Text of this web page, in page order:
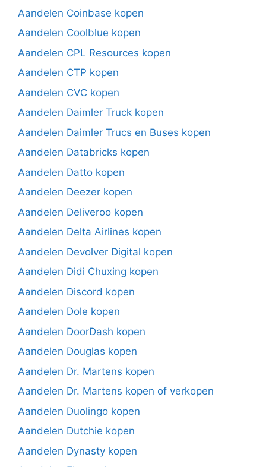
Aandelen Coinbase kopen
Aandelen Coolblue kopen
Aandelen CPL Resources kopen
Aandelen CTP kopen
Aandelen CVC kopen
Aandelen Daimler Truck kopen
Aandelen Daimler Trucs en Buses kopen
Aandelen Databricks kopen
Aandelen Datto kopen
Aandelen Deezer kopen
Aandelen Deliveroo kopen
Aandelen Delta Airlines kopen
Aandelen Devolver Digital kopen
Aandelen Didi Chuxing kopen
Aandelen Discord kopen
Aandelen Dole kopen
Aandelen DoorDash kopen
Aandelen Douglas kopen
Aandelen Dr. Martens kopen
Aandelen Dr. Martens kopen of verkopen
Aandelen Duolingo kopen
Aandelen Dutchie kopen
Aandelen Dynasty kopen